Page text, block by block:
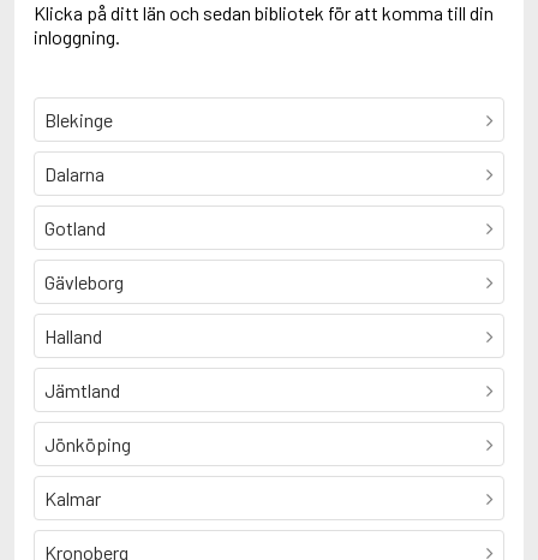
Klicka på ditt län och sedan bibliotek för att komma till din
inloggning.
Blekinge
Dalarna
Gotland
Gävleborg
Halland
Jämtland
Jönköping
Kalmar
Kronoberg